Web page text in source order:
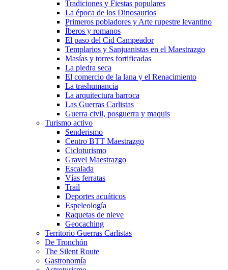
Tradiciones y Fiestas populares
La época de los Dinosaurios
Primeros pobladores y Arte rupestre levantino
Íberos y romanos
El paso del Cid Campeador
Templarios y Sanjuanistas en el Maestrazgo
Masías y torres fortificadas
La piedra seca
El comercio de la lana y el Renacimiento
La trashumancia
La arquitectura barroca
Las Guerras Carlistas
Guerra civil, posguerra y maquis
Turismo activo
Senderismo
Centro BTT Maestrazgo
Cicloturismo
Gravel Maestrazgo
Escalada
Vías ferratas
Trail
Deportes acuáticos
Espeleología
Raquetas de nieve
Geocaching
Territorio Guerras Carlistas
De Tronchón
The Silent Route
Gastronomía